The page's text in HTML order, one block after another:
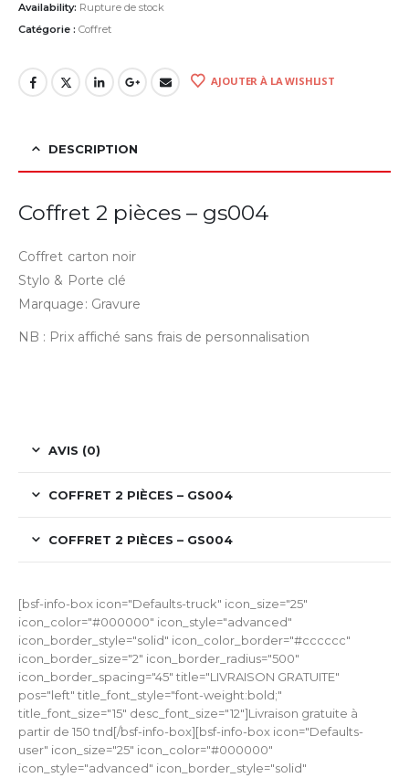
Availability: Rupture de stock
Catégorie : Coffret
AJOUTER À LA WISHLIST
DESCRIPTION
Coffret 2 pièces – gs004
Coffret carton noir
Stylo & Porte clé
Marquage: Gravure
NB : Prix affiché sans frais de personnalisation
AVIS (0)
COFFRET 2 PIÈCES – GS004
COFFRET 2 PIÈCES – GS004
[bsf-info-box icon="Defaults-truck" icon_size="25"
icon_color="#000000" icon_style="advanced"
icon_border_style="solid" icon_color_border="#cccccc"
icon_border_size="2" icon_border_radius="500"
icon_border_spacing="45" title="LIVRAISON GRATUITE"
pos="left" title_font_style="font-weight:bold;"
title_font_size="15" desc_font_size="12"]Livraison gratuite à
partir de 150 tnd[/bsf-info-box][bsf-info-box icon="Defaults-
user" icon_size="25" icon_color="#000000"
icon_style="advanced" icon_border_style="solid"